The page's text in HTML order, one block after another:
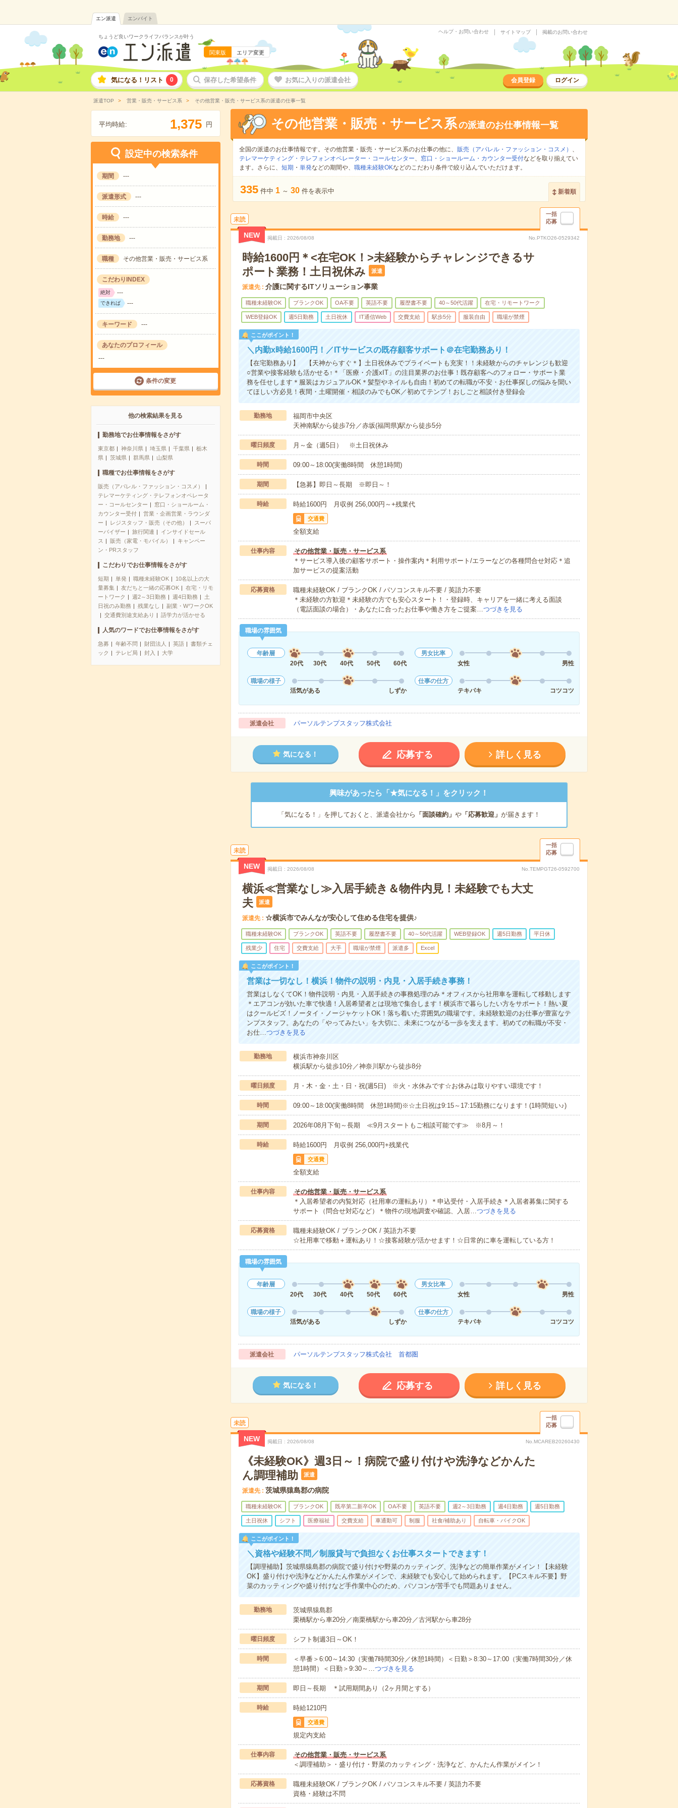
エン派遣 エンバイト
ちょうど良いワークライフバランスが叶う
関東版 エリア変更
ヘルプ・お問い合わせ サイトマップ 掲載のお問い合わせ
気になる！リスト 0 保存した希望条件 お気に入りの派遣会社 会員登録 ログイン
派遣TOP 営業・販売・サービス系 その他営業・販売・サービス系の派遣の仕事一覧
平均時給: 1,375 円
設定中の検索条件
期間 ---
派遣形式 ---
時給 ---
勤務地 ---
職種 その他営業・販売・サービス系
こだわりINDEX
絶対 ---
できれば ---
キーワード ---
あなたのプロフィール
---
条件の変更
他の検索結果を見る
勤務地でお仕事情報をさがす
東京都 神奈川県 埼玉県 千葉県
栃木
県
茨城県 群馬県 山梨県
職種でお仕事情報をさがす
販売（アパレル・ファッション・コスメ）
テレマーケティング・テレフォンオペレータ
ー・コールセンター
窓口・ショールーム・
カウンター受付
営業・企画営業・ラウンダ
ー
レジスタッフ・販売（その他）
スーパ
ーバイザー
旅行関連
インサイドセール
ス
販売（家電・モバイル）
キャンペー
ン・PRスタッフ
こだわりでお仕事情報をさがす
短期 単発 職種未経験OK
10名以上の大
量募集
友だちと一緒の応募OK
在宅・リモ
ートワーク
週2～3日勤務 週4日勤務
土
日祝のみ勤務
残業なし
副業・WワークOK
交通費別途支給あり
語学力が活かせる
人気のワードでお仕事情報をさがす
急募 年齢不問 財団法人 英語
書類チェ
ック
テレビ局 封入 大学
その他営業・販売・サービス系の派遣のお仕事情報一覧
全国の派遣のお仕事情報です。その他営業・販売・サービス系のお仕事の他に、 販売（アパレル・ファッション・コスメ） 、
テレマーケティング・テレフォンオペレーター・コールセンター、 窓口・ショールーム・カウンター受付などを取り揃えてい
ます。さらに、 短期 ・ 単発などの期間や、 職種未経験OKなどのこだわり条件で絞り込んでいただけます。
335 件中 1 ～ 30 件を表示中 新着順
未読
一括
応募
NEW 掲載日 2026/08/08 No.PTKO26-0529342
時給1600円＊<在宅OK！>未経験からチャレンジできるサ
ポート業務！土日祝休み
派遣
派遣先 介護に関するITソリューション事業
職種未経験OK ブランクOK OA不要 英語不要 履歴書不要 40～50代活躍 在宅・リモートワーク
WEB登録OK 週5日勤務 土日祝休 IT通信Web 交費支給 駅歩5分 服装自由 職場が禁煙
ここがポイント！
＼内勤x時給1600円！／ITサービスの既存顧客サポート＠在宅勤務あり！
【在宅勤務あり】 【天神からすぐ＊】土日祝休みでプライベートも充実！！未経験からのチャレンジも歓迎
○営業や接客経験も活かせる↑＊「医療・介護xIT」の注目業界のお仕事！既存顧客へのフォロー・サポート業
務を任せします＊服装はカジュアルOK＊髪型やネイルも自由！初めての転職が不安・お仕事探しの悩みを聞い
てほしい方必見！夜間・土曜開催・相談のみでもOK／初めてテンプ！おしごと相談付き登録会
勤務地
福岡市中央区
天神南駅から徒歩7分／赤坂(福岡県)駅から徒歩5分
曜日頻度 月～金（週5日） ※土日祝休み
時間 09:00～18:00(実働8時間 休憩1時間)
期間 【急募】即日～長期 ※即日～！
時給 時給1600円 月収例 256,000円～+残業代
交通費
全額支給
仕事内容
その他営業・販売・サービス系
＊サービス導入後の顧客サポート・操作案内＊利用サポート/エラーなどの各種問合せ対応＊追
加サービスの提案活動
応募資格
職種未経験OK / ブランクOK / パソコンスキル不要 / 英語力不要
＊未経験の方歓迎＊未経験の方でも安心スタート！・登録時、キャリアを一緒に考える面談
（電話面談の場合）・あなたに合ったお仕事や働き方をご提案…つづきを見る
職場の雰囲気
年齢層
20代
30代 40代 50代 60代
男女比率
女性
男性
職場の様子
活気がある
しずか
仕事の仕方
テキパキ
コツコツ
派遣会社 パーソルテンプスタッフ株式会社
気になる！ 応募する 詳しく見る
興味があったら「★気になる！」をクリック！
「気になる！」を押しておくと、派遣会社から 「面談確約」 や「応募歓迎」 が届きます！
未読
一括
応募
NEW 掲載日 2026/08/08 No.TEMPGT26-0592700
横浜≪営業なし≫入居手続き＆物件内見！未経験でも大丈
夫
派遣
派遣先 ☆横浜市でみんなが安心して住める住宅を提供♪
職種未経験OK ブランクOK 英語不要 履歴書不要 40～50代活躍 WEB登録OK 週5日勤務 平日休
残業少 住宅 交費支給 大手 職場が禁煙 派遣多 Excel
ここがポイント！
営業は一切なし！横浜！物件の説明・内見・入居手続き事務！
営業はしなくてOK！物件説明・内見・入居手続きの事務処理のみ＊オフィスから社用車を運転して移動します
＊エアコンが効いた車で快適！入居希望者とは現地で集合します！横浜市で暮らしたい方をサポート！熱い夏
はクールビズ！ノータイ・ノージャケットOK！落ち着いた雰囲気の職場です。未経験歓迎のお仕事が豊富なテ
ンプスタッフ。あなたの「やってみたい」を大切に、未来につながる一歩を支えます。初めての転職が不安・
お仕…つづきを見る
勤務地
横浜市神奈川区
横浜駅から徒歩10分／神奈川駅から徒歩8分
曜日頻度 月・木・金・土・日・祝(週5日) ※火・水休みです☆お休みは取りやすい環境です！
時間 09:00～18:00(実働8時間 休憩1時間)※☆土日祝は9:15～17:15勤務になります！(1時間短い♪)
期間 2026年08月下旬～長期 ≪9月スタートもご相談可能です≫ ※8月～！
時給 時給1600円 月収例 256,000円+残業代
交通費
全額支給
仕事内容
その他営業・販売・サービス系
＊入居希望者の内覧対応（社用車の運転あり）＊申込受付・入居手続き＊入居者募集に関する
サポート（問合せ対応など）＊物件の現地調査や確認、入居…つづきを見る
応募資格
職種未経験OK / ブランクOK / 英語力不要
☆社用車で移動＋運転あり！☆接客経験が活かせます！☆日常的に車を運転している方！
職場の雰囲気
年齢層
20代
30代 40代 50代 60代
男女比率
女性
男性
職場の様子
活気がある
しずか
仕事の仕方
テキパキ
コツコツ
派遣会社 パーソルテンプスタッフ株式会社 首都圏
気になる！ 応募する 詳しく見る
未読
一括
応募
NEW 掲載日 2026/08/08 No.MCAREB20260430
《未経験OK》週3日～！病院で盛り付けや洗浄などかんた
ん調理補助
派遣
派遣先 茨城県猿島郡の病院
職種未経験OK ブランクOK 既卒第二新卒OK OA不要 英語不要 週2～3日勤務 週4日勤務 週5日勤務
土日祝休 シフト 医療福祉 交費支給 車通勤可 制服 社食/補助あり 自転車・バイクOK
ここがポイント！
＼資格や経験不問／制服貸与で負担なくお仕事スタートできます！
【調理補助】茨城県猿島郡の病院で盛り付けや野菜のカッティング、洗浄などの簡単作業がメイン！【未経験
OK】盛り付けや洗浄などかんたん作業がメインで、未経験でも安心して始められます。【PCスキル不要】野
菜のカッティングや盛り付けなど手作業中心のため、パソコンが苦手でも問題ありません。
勤務地
茨城県猿島郡
栗橋駅から車20分／南栗橋駅から車20分／古河駅から車28分
曜日頻度 シフト制週3日～OK！
時間
＜早番＞6:00～14:30（実働7時間30分／休憩1時間）＜日勤＞8:30～17:00（実働7時間30分／休
憩1時間）＜日勤＞9:30～…つづきを見る
期間 即日～長期 ＊試用期間あり（2ヶ月間とする）
時給 時給1210円
交通費
規定内支給
仕事内容
その他営業・販売・サービス系
＜調理補助＞・盛り付け・野菜のカッティング・洗浄など、かんたん作業がメイン！
応募資格
職種未経験OK / ブランクOK / パソコンスキル不要 / 英語力不要
資格・経験は不問